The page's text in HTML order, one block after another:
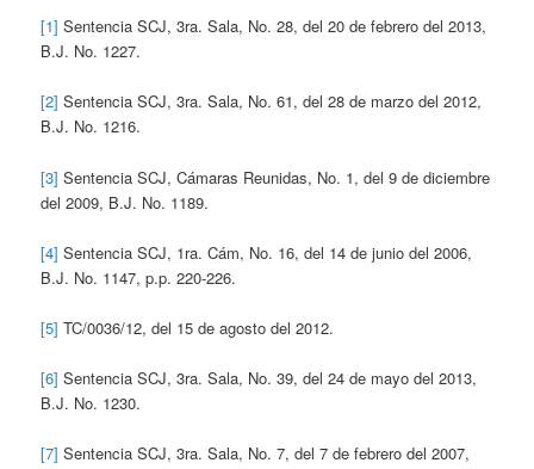
[1] Sentencia SCJ, 3ra. Sala, No. 28, del 20 de febrero del 2013,
B.J. No. 1227.
[2] Sentencia SCJ, 3ra. Sala, No. 61, del 28 de marzo del 2012,
B.J. No. 1216.
[3] Sentencia SCJ, Cámaras Reunidas, No. 1, del 9 de diciembre
del 2009, B.J. No. 1189.
[4] Sentencia SCJ, 1ra. Cám, No. 16, del 14 de junio del 2006,
B.J. No. 1147, p.p. 220-226.
[5] TC/0036/12, del 15 de agosto del 2012.
[6] Sentencia SCJ, 3ra. Sala, No. 39, del 24 de mayo del 2013,
B.J. No. 1230.
[7] Sentencia SCJ, 3ra. Sala, No. 7, del 7 de febrero del 2007,